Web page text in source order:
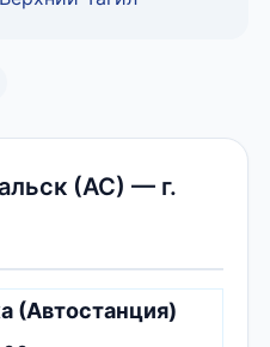
(АС) — г.
(Автостанция)